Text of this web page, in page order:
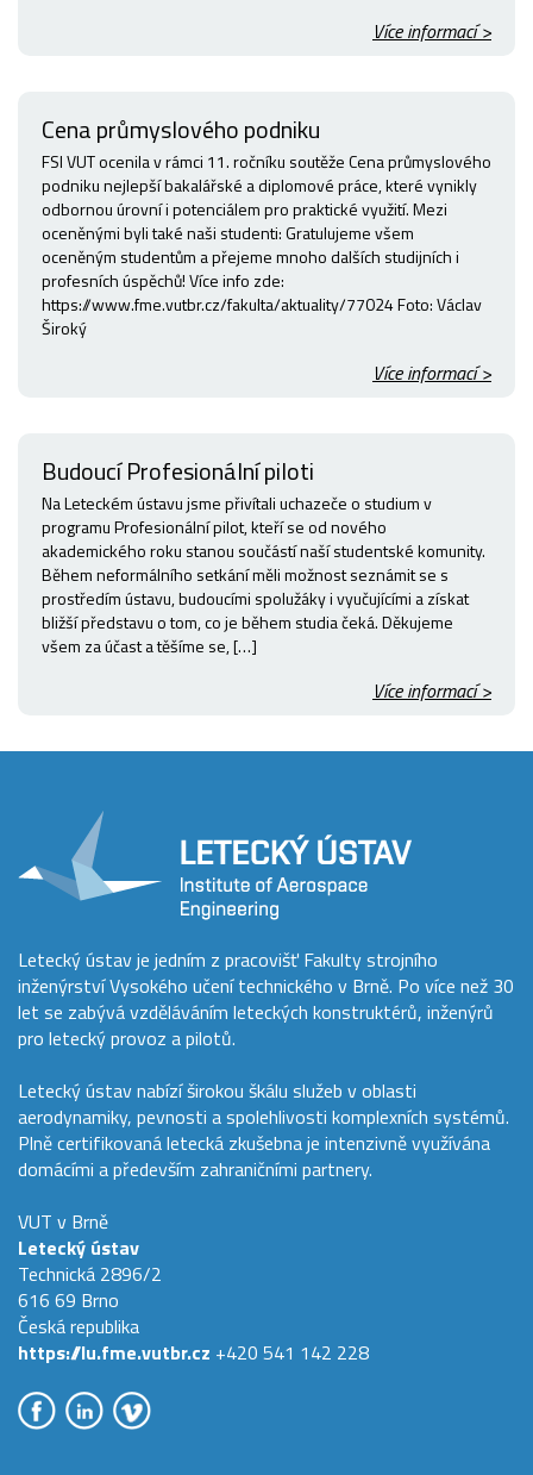
Více informací >
Cena průmyslového podniku
FSI VUT ocenila v rámci 11. ročníku soutěže Cena průmyslového
podniku nejlepší bakalářské a diplomové práce, které vynikly
odbornou úrovní i potenciálem pro praktické využití. Mezi
oceněnými byli také naši studenti: Gratulujeme všem
oceněným studentům a přejeme mnoho dalších studijních i
profesních úspěchů! Více info zde:
https://www.fme.vutbr.cz/fakulta/aktuality/77024 Foto: Václav
Široký
Více informací >
Budoucí Profesionální piloti
Na Leteckém ústavu jsme přivítali uchazeče o studium v
programu Profesionální pilot, kteří se od nového
akademického roku stanou součástí naší studentské komunity.
Během neformálního setkání měli možnost seznámit se s
prostředím ústavu, budoucími spolužáky i vyučujícími a získat
bližší představu o tom, co je během studia čeká. Děkujeme
všem za účast a těšíme se, […]
Více informací >
Letecký ústav je jedním z pracovišť Fakulty strojního
inženýrství Vysokého učení technického v Brně. Po více než 30
let se zabývá vzděláváním leteckých konstruktérů, inženýrů
pro letecký provoz a pilotů.
Letecký ústav nabízí širokou škálu služeb v oblasti
aerodynamiky, pevnosti a spolehlivosti komplexních systémů.
Plně certifikovaná letecká zkušebna je intenzivně využívána
domácími a především zahraničními partnery.
VUT v Brně
Letecký ústav
Technická 2896/2
616 69 Brno
Česká republika
https://lu.fme.vutbr.cz +420 541 142 228